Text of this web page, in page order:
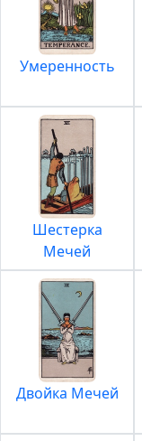
Умеренность
Шестерка
Мечей
Двойка Мечей